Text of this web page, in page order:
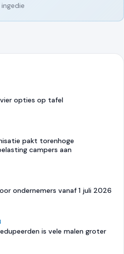
opties op tafel
pakt torenhoge
campers aan
ondernemers vanaf 1 juli 2026
is vele malen groter